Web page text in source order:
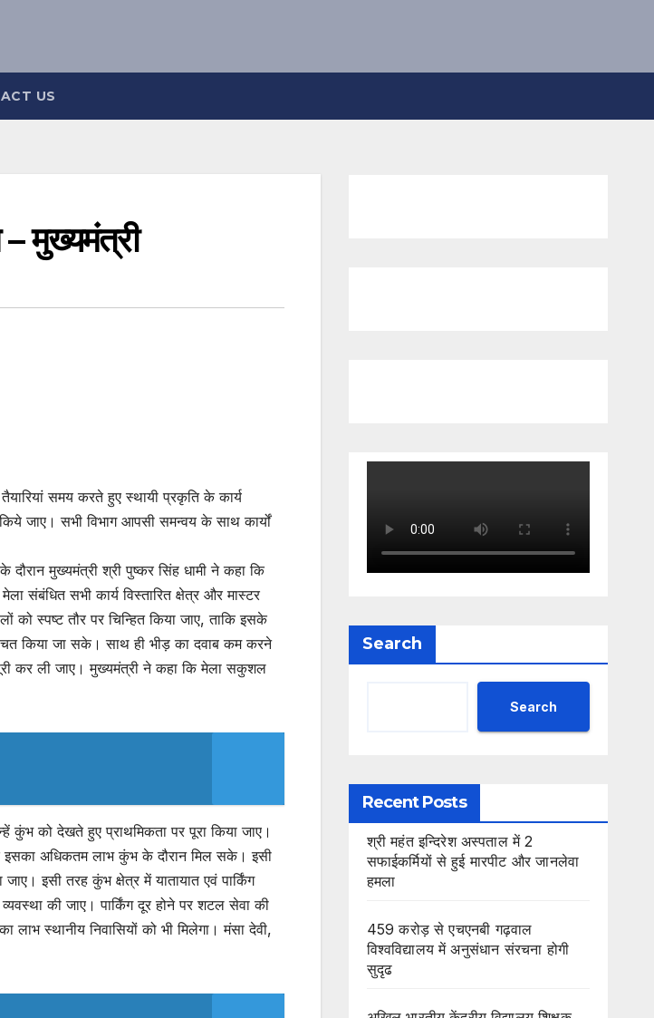
US
– मुख्यमंत्री
समय करते हुए स्थायी प्रकृति के कार्य
जाए। सभी विभाग आपसी समन्वय के साथ कार्यों
मुख्यमंत्री श्री पुष्कर सिंह धामी ने कहा कि
संबंधित सभी कार्य विस्तारित क्षेत्र और मास्टर
को स्पष्ट तौर पर चिन्हित किया जाए, ताकि इसके
किया जा सके। साथ ही भीड़ का दवाब कम करने
कर ली जाए। मुख्यमंत्री ने कहा कि मेला सकुशल
कुंभ को देखते हुए प्राथमिकता पर पूरा किया जाए।
इसका अधिकतम लाभ कुंभ के दौरान मिल सके। इसी
इसी तरह कुंभ क्षेत्र में यातायात एवं पार्किंग
की जाए। पार्किंग दूर होने पर शटल सेवा की
लाभ स्थानीय निवासियों को भी मिलेगा। मंसा देवी,
Search
Search
Recent Posts
श्री महंत इन्दिरेश अस्पताल में 2
सफाईकर्मियों से हुई मारपीट और जानलेवा
हमला
459 करोड़ से एचएनबी गढ़वाल
विश्वविद्यालय में अनुसंधान संरचना होगी
सुदृढ